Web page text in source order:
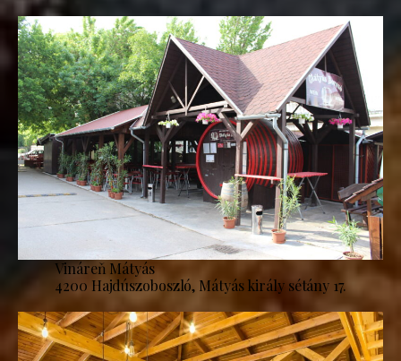
Vináreň Mátyás
4200 Hajdúszoboszló, Mátyás király sétány 17.